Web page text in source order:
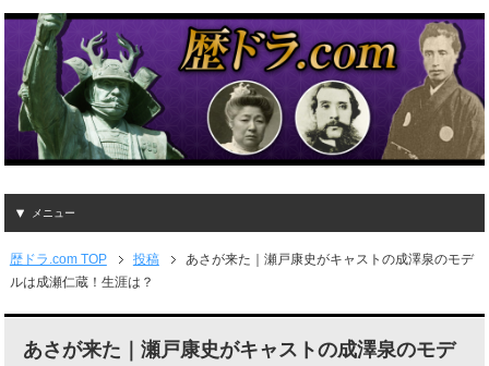
メニュー
歴ドラ.com TOP 投稿
あさが来た｜瀬戸康史がキャストの成澤泉のモデ
ルは成瀬仁蔵！生涯は？
あさが来た｜瀬戸康史がキャストの成澤泉のモデ